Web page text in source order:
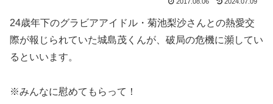
24歳年下のグラビアアイドル・菊池梨沙さんとの熱愛交
際が報じられていた城島茂くんが、破局の危機に瀕してい
るといいます。
※みんなに慰めてもらって！